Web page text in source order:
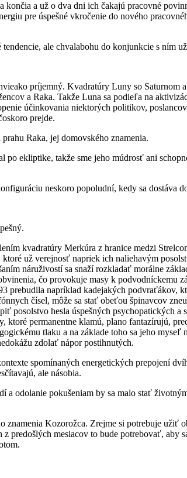
končia a už o dva dni ich čakajú pracovné
pre úspešné vkročenie do nového
ale chvalabohu do konjunkcie s ním
príjemný. Kvadratúry Luny so Saturnom
a Raka. Takže Luna sa podieľa na
účinkovania niektorých politikov,
prejde.
Raka, jej domovského znamenia.
po ekliptike, takže sme jeho múdrosť ani
neskoro popoludní, kedy sa dostáva
kvadratúry Merkúra z hranice medzi
už verejnosť napriek ich naliehavým
náruživostí sa snaží rozkladať morálne
čo provokuje masy k podvodníckemu
prebudila napríklad kadejakých podvraťákov,
čísel, môže sa stať obeťou špinavcov
posolstvo hesla úspešných psychopatických
ktoré permanentne klamú, plano fantazírujú,
tlaku a na základe toho sa jeho
zdolať nápor postihnutých.
spomínaných energetických prepojení
ale násobia.
a odolanie pokušeniam by sa malo stať
znamenia Kozorožca. Zrejme si potrebuje
predošlých mesiacov to bude potrebovať,